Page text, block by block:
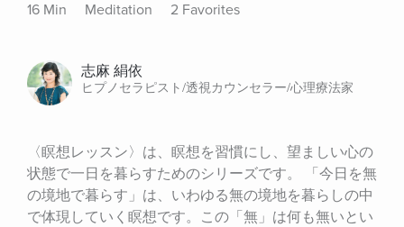
16 Min Meditation 2 Favorites
志麻 絹依
ヒプノセラピスト/透視カウンセラー/心理療法家
〈瞑想レッスン〉は、瞑想を習慣にし、望ましい心の
状態で一日を暮らすためのシリーズです。 「今日を無
の境地で暮らす」は、いわゆる無の境地を暮らしの中
で体現していく瞑想です。この「無」は何も無いとい